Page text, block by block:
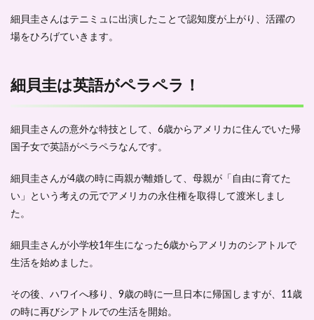
細貝圭さんはテニミュに出演したことで認知度が上がり、活躍の
場をひろげていきます。
細貝圭は英語がペラペラ！
細貝圭さんの意外な特技として、 6歳からアメリカに住んでいた帰
国子女で英語がペラペラなんです。
細貝圭さんが4歳の時に両親が離婚して、母親が「自由に育てた
い」という考えの元でアメリカの永住権を取得して渡米しまし
た。
細貝圭さんが小学校1年生になった6歳からアメリカのシアトルで
生活を始めました。
その後、ハワイへ移り、9歳の時に一旦日本に帰国しますが、11歳
の時に再びシアトルでの生活を開始。